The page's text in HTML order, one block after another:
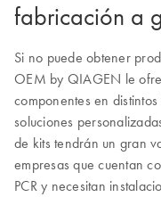
fabricación a
Si no puede obtener
OEM by QIAGEN le
componentes en
soluciones
de kits tendrán un gran
empresas que cuentan
PCR y necesitan